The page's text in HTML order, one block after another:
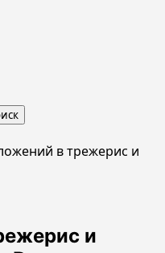
в трежерис и
и